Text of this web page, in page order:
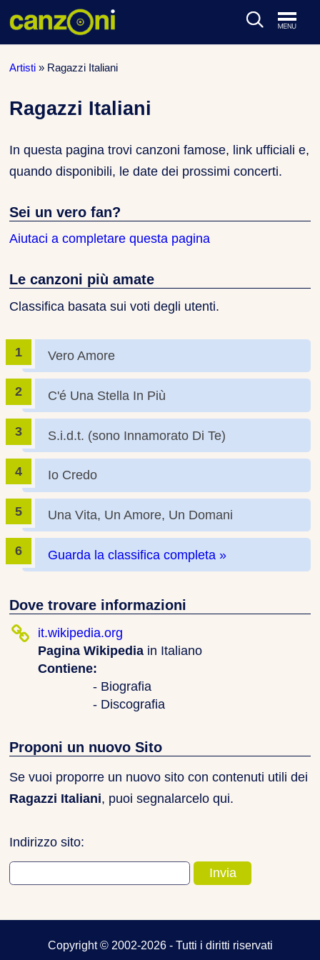
Artisti» Ragazzi Italiani
Ragazzi Italiani
In questa pagina trovi canzoni famose, link ufficiali e,
quando disponibili, le date dei prossimi concerti.
Sei un vero fan?
Aiutaci a completare questa pagina
Le canzoni più amate
Classifica basata sui voti degli utenti.
Vero Amore
C'é Una Stella In Più
S.i.d.t. (sono Innamorato Di Te)
Io Credo
Una Vita, Un Amore, Un Domani
Guarda la classifica completa »
Dove trovare informazioni
it.wikipedia.org
Pagina Wikipedia in Italiano
Contiene:
- Biografia
- Discografia
Proponi un nuovo Sito
Se vuoi proporre un nuovo sito con contenuti utili dei
Ragazzi Italiani, puoi segnalarcelo qui.
Indirizzo sito:
Copyright © 2002-2026 - Tutti i diritti riservati